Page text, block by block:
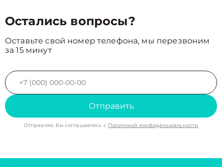
Остались вопросы?
Оставьте свой номер телефона, мы перезвоним
за 15 минут
Отправить
Отправляя, Вы соглашаетесь с Политикой конфиденциальности